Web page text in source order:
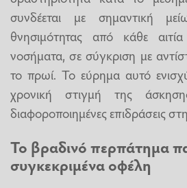
συνδέεται με σημαντική
θνησιμότητας από κάθε
νοσήματα, σε σύγκριση με
το πρωί. Το εύρημα αυτό
χρονική στιγμή της
διαφοροποιημένες επιδράσεις
Το βραδινό περπάτημα
συγκεκριμένα οφέλη